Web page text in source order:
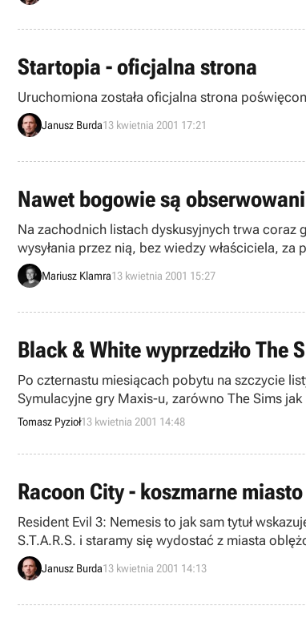
Startopia - oficjalna strona
Uruchomiona została oficjalna strona
Janusz Burda13 kwietnia 2001 17:21
Nawet bogowie są
Na zachodnich listach dyskusyjnych trwa
wysyłania przez nią, bez wiedzy właściciela, za
Windows.
Mariusz Klamra13 kwietnia 2001 15:27
Black & White wyprzedziło The
Po czternastu miesiącach pobytu na szczycie
Symulacyjne gry Maxis-u, zarówno The Sims
kupujących gry komputerowe.
Tomasz Pyzioł13 kwietnia 2001 14:48
Racoon City - koszmarne
Resident Evil 3: Nemesis to jak sam tytuł
S.T.A.R.S. i staramy się wydostać z miasta
Janusz Burda13 kwietnia 2001 14:13